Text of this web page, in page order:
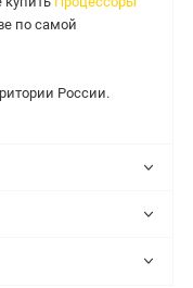
по самой
России.